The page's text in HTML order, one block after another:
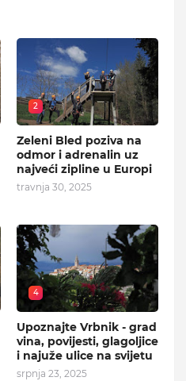
2
Zeleni Bled poziva na
odmor i adrenalin uz
najveći zipline u Europi
travnja 30, 2025
4
Upoznajte Vrbnik - grad
vina, povijesti, glagoljice
i najuže ulice na svijetu
srpnja 23, 2025